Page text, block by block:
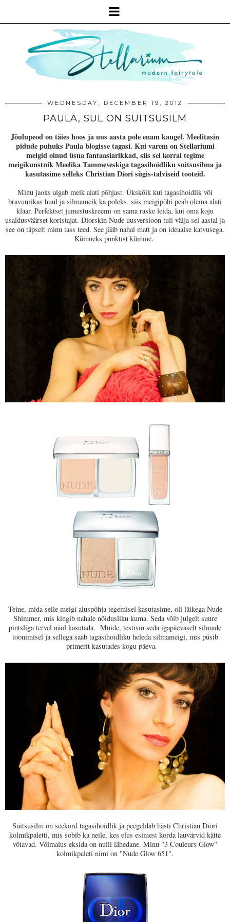
WEDNESDAY, DECEMBER 19, 2012
PAULA, SUL ON SUITSUSILM
Jõulupeod on täies hoos ja uus aasta pole enam kaugel. Meelitasin
pidude puhuks Paula blogisse tagasi. Kui varem on Stellariumi
meigid olnud üsna fantaasiarikkad, siis sel korral tegime
meigikunstnik Meelika Tammeveskiga tagasihoidliku suitsusilma ja
kasutasime selleks Christian Diori sügis-talviseid tooteid.
Minu jaoks algab meik alati põhjast. Ükskõik kui tagasihoidlik või
bravuurikas huul ja silmameik ka poleks, siis meigipõhi peab olema alati
klaar. Perfektset jumestuskreemi on sama raske leida, kui oma koju
usaldusväärset koristajat. Diorskin Nude uusversioon tuli välja sel aastal ja
see on täpselt minu tass teed. See jääb nahal matt ja on ideaalse katvusega.
Kümneks punktist kümme.
Teine, mida selle meigi aluspõhja tegemisel kasutasime, oli läikega Nude
Shimmer, mis kingib nahale nõidusliku kuma. Seda võib julgelt suure
pintsliga tervel näol kasutada. Muide, testisin seda igapäevaselt silmade
toonimisel ja sellega saab tagasihoidliku heleda silmameigi, mis püsib
primerit kasutades kogu päeva.
Suitsusilm on seekord tagasihoidlik ja peegeldab hästi Christian Diori
kolmikpaletti, mis sobib ka neile, kes elus esimest korda lauvärvid kätte
võtavad. Võimalus eksida on nulli lähedane. Minu "3 Couleurs Glow"
kolmikpaleti nimi on "Nude Glow 651".